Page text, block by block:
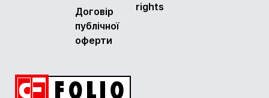
Договір
публічної
оферти
rights